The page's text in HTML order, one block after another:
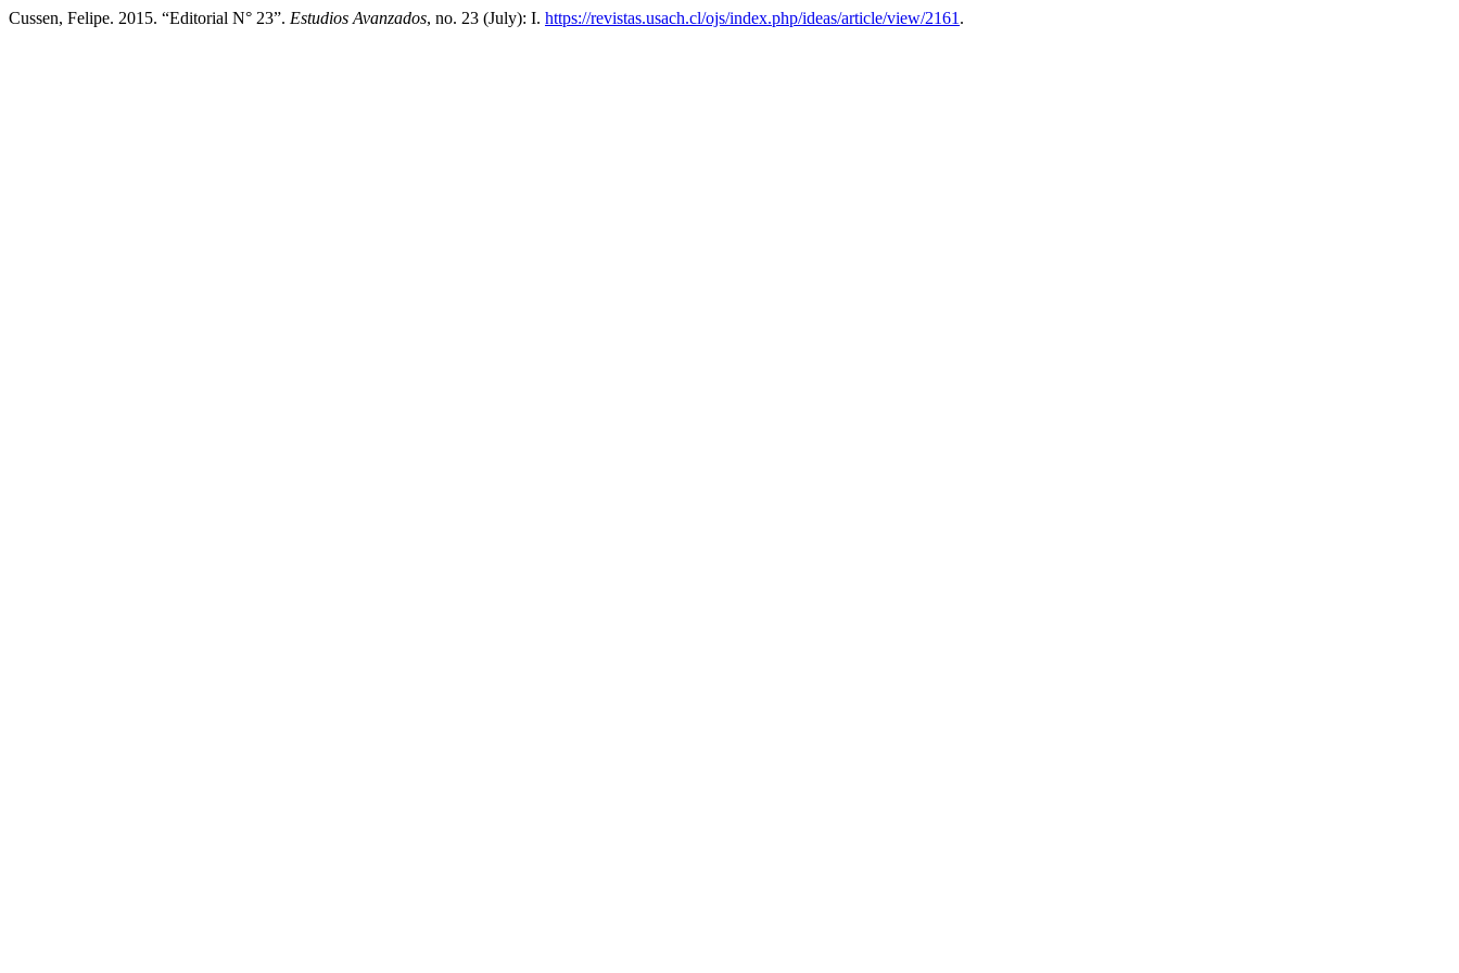
Cussen, Felipe. 2015. “Editorial N° 23”. Estudios Avanzados, no. 23 (July): I. https://revistas.usach.cl/ojs/index.php/ideas/article/view/2161 .